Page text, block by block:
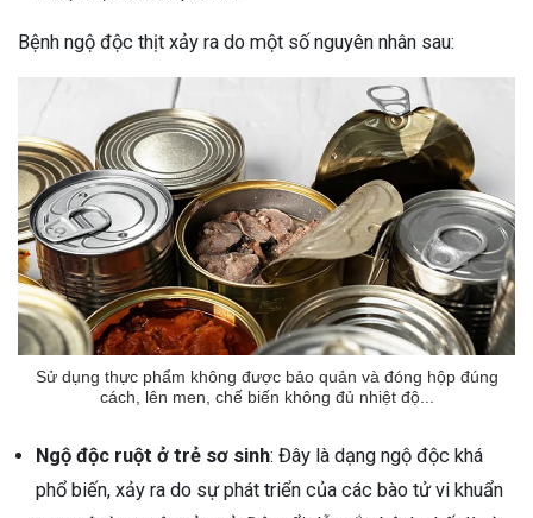
Thông Tin Cần Biết
sau sinh là tình trạng viêm da
phổ biến, khiến đôi bàn tay,
của chị em trở nên khô...
Bệnh ngộ độc thịt xảy ra do một số nguyên nhân sau:
Sử dụng thực phẩm không được bảo quản và đóng hộp đúng
cách, lên men, chế biến không đủ nhiệt độ...
Ngộ độc ruột ở trẻ sơ sinh: Đây là dạng ngộ độc khá
phổ biến, xảy ra do sự phát triển của các bào tử vi khuẩn